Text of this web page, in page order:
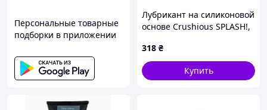
Персональные товарные
подборки в приложении
Лубрикант на силиконовой
основе Crushious SPLASH!,
318 ₴
Купить